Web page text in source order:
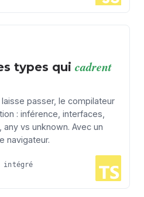
types qui cadrent
passer, le compilateur
: inférence, interfaces,
vs unknown. Avec un
navigateur.
intégré